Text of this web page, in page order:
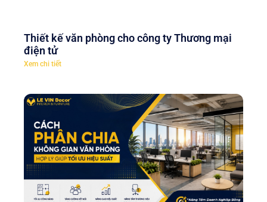
Thiết kế văn phòng cho công ty Thương mại
điện tử
Xem chi tiết